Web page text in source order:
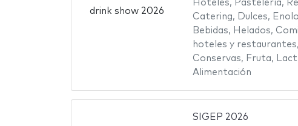
Hoteles, Pastelería,
Catering, Dulces,
Bebidas, Helados,
hoteles y restaurantes,
Conservas, Fruta,
Alimentación
SIGEP 2026